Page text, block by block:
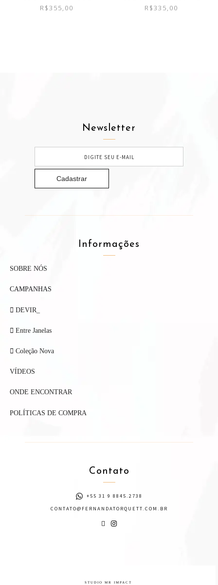
R$355,00 R$335,00
Newsletter
Informações
SOBRE NÓS
CAMPANHAS
DEVIR_
Entre Janelas
Coleção Nova
VÍDEOS
ONDE ENCONTRAR
POLÍTICAS DE COMPRA
Contato
+55 31 9 8845.2738
CONTATO@FERNANDATORQUETT.COM.BR
STUDIO MR IMPACT